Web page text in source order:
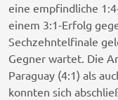
eine empfindliche
einem 3:1-Erfolg
Sechzehntelfinale
Gegner wartet. Die
Paraguay (4:1) als
konnten sich